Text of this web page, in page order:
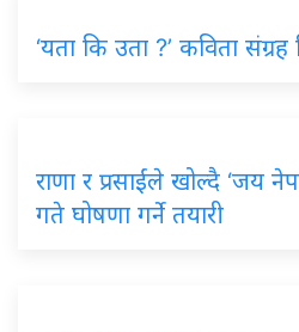
‘यता कि उता ?’ कविता संग्रह
राणा र प्रसाईंले खोल्दै ‘जय
गते घोषणा गर्ने तयारी